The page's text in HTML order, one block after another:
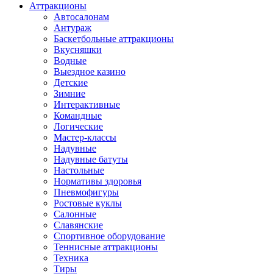
Аттракционы
Автосалонам
Антураж
Баскетбольные аттракционы
Вкусняшки
Водные
Выездное казино
Детские
Зимние
Интерактивные
Командные
Логические
Мастер-классы
Надувные
Надувные батуты
Настольные
Нормативы здоровья
Пневмофигуры
Ростовые куклы
Салонные
Славянские
Спортивное оборудование
Теннисные аттракционы
Техника
Тиры